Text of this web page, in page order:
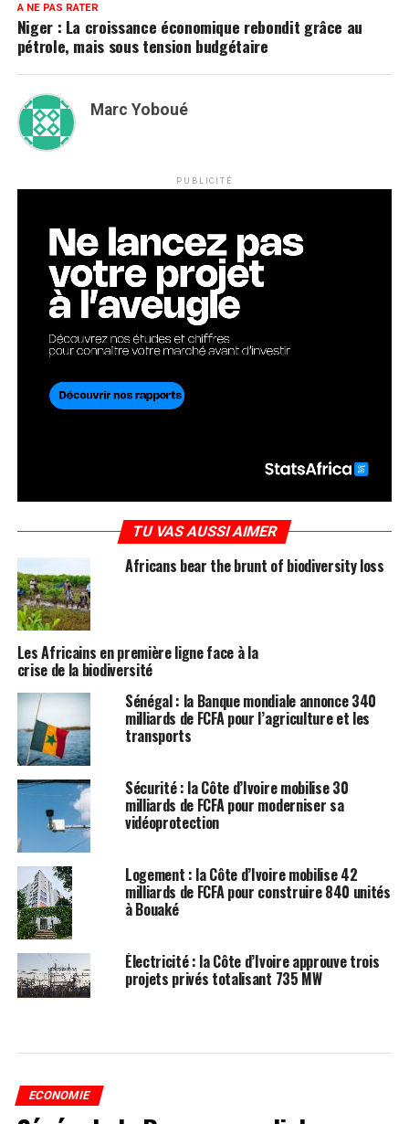
A NE PAS RATER
Niger : La croissance économique rebondit grâce au
pétrole, mais sous tension budgétaire
Marc Yoboué
PUBLICITÉ
TU VAS AUSSI AIMER
Africans bear the brunt of biodiversity loss
Les Africains en première ligne face à la
crise de la biodiversité
Sénégal : la Banque mondiale annonce 340
milliards de FCFA pour l’agriculture et les
transports
Sécurité : la Côte d’Ivoire mobilise 30
milliards de FCFA pour moderniser sa
vidéoprotection
Logement : la Côte d’Ivoire mobilise 42
milliards de FCFA pour construire 840 unités
à Bouaké
Électricité : la Côte d’Ivoire approuve trois
projets privés totalisant 735 MW
ECONOMIE